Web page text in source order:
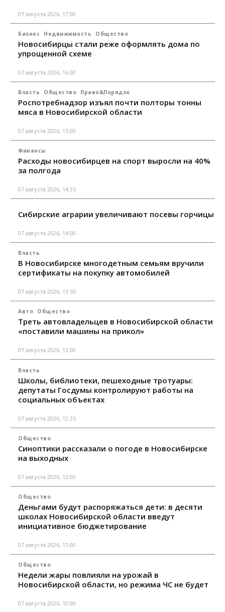
07 августа 2026, 17:00
Бизнес Недвижимость Общество
Новосибирцы стали реже оформлять дома по
упрощенной схеме
07 августа 2026, 16:00
Власть Общество Право&Порядок
Роспотребнадзор изъял почти полторы тонны
мяса в Новосибирской области
07 августа 2026, 15:00
Финансы
Расходы новосибирцев на спорт выросли на 40%
за полгода
07 августа 2026, 14:35
Сибирские аграрии увеличивают посевы горчицы
07 августа 2026, 14:00
Власть
В Новосибирске многодетным семьям вручили
сертификаты на покупку автомобилей
07 августа 2026, 13:55
Авто Общество
Треть автовладельцев в Новосибирской области
«поставили машины на прикол»
07 августа 2026, 13:00
Власть
Школы, библиотеки, пешеходные тротуары:
депутаты Госдумы контролируют работы на
социальных объектах
07 августа 2026, 12:35
Общество
Синоптики рассказали о погоде в Новосибирске
на выходных
07 августа 2026, 12:00
Общество
Деньгами будут распоряжаться дети: в десяти
школах Новосибирской области введут
инициативное бюджетирование
07 августа 2026, 11:00
Общество
Недели жары повлияли на урожай в
Новосибирской области, но режима ЧС не будет
07 августа 2026, 10:00